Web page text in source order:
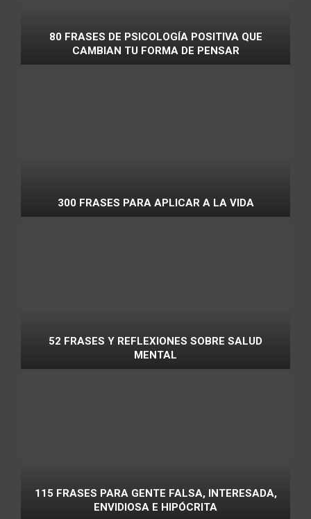
80 FRASES DE PSICOLOGÍA POSITIVA QUE
CAMBIAN TU FORMA DE PENSAR
300 FRASES PARA APLICAR A LA VIDA
52 FRASES Y REFLEXIONES SOBRE SALUD
MENTAL
115 FRASES PARA GENTE FALSA, INTERESADA,
ENVIDIOSA E HIPÓCRITA